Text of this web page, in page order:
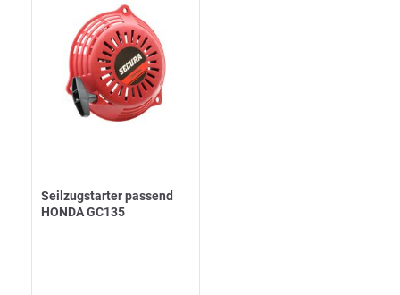
Seilzugstarter passend
HONDA GC135